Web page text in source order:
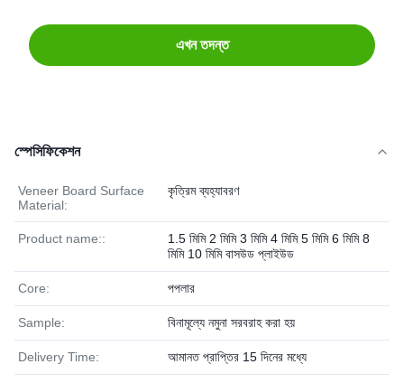
এখন তদন্ত
স্পেসিফিকেশন
Veneer Board Surface
Material:
কৃত্রিম ব্যহ্যাবরণ
Product name::
1.5 মিমি 2 মিমি 3 মিমি 4 মিমি 5 মিমি 6 মিমি 8
মিমি 10 মিমি বাসউড প্লাইউড
Core: পপলার
Sample: বিনামূল্যে নমুনা সরবরাহ করা হয়
Delivery Time: আমানত প্রাপ্তির 15 দিনের মধ্যে